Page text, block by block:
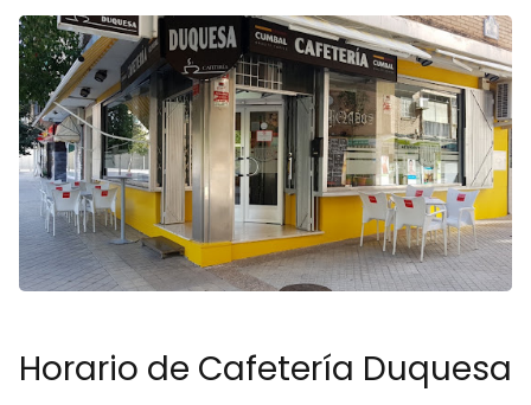
Horario de Cafetería Duquesa